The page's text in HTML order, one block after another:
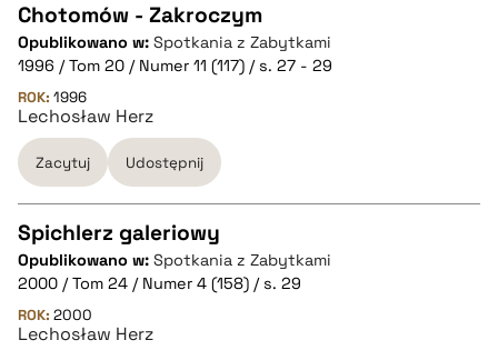
pobierz cytat
CZYSTY TEKST
pobierz cytat
BIBTEX
pobierz cytat
Chotomów - Zakroczym
Opublikowano w: Spotkania z Zabytkami
1996 / Tom 20 / Numer 11 (117) / s. 27 - 29
ROK: 1996
Lechosław Herz
Zacytuj Udostępnij
CZYSTY TEKST
pobierz cytat
Spichlerz galeriowy
Opublikowano w: Spotkania z Zabytkami
2000 / Tom 24 / Numer 4 (158) / s. 29
ROK: 2000
Lechosław Herz